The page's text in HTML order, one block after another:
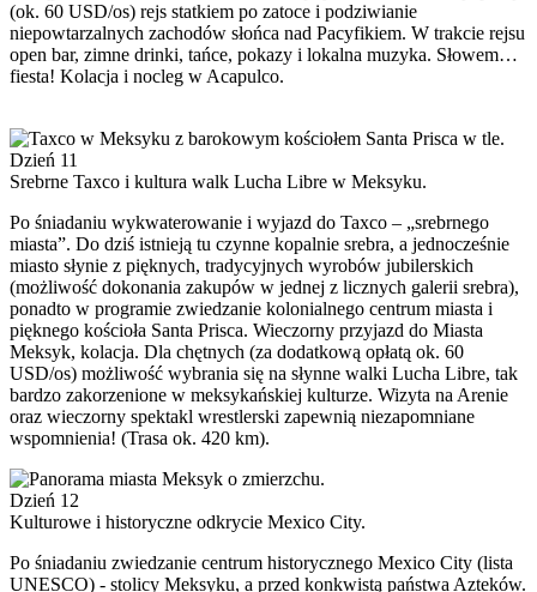
(ok. 60 USD/os) rejs statkiem po zatoce i podziwianie
niepowtarzalnych zachodów słońca nad Pacyfikiem. W trakcie rejsu
open bar, zimne drinki, tańce, pokazy i lokalna muzyka. Słowem…
fiesta! Kolacja i nocleg w Acapulco.
Dzień 11
Srebrne Taxco i kultura walk Lucha Libre w Meksyku.
Po śniadaniu wykwaterowanie i wyjazd do Taxco – „srebrnego
miasta”. Do dziś istnieją tu czynne kopalnie srebra, a jednocześnie
miasto słynie z pięknych, tradycyjnych wyrobów jubilerskich
(możliwość dokonania zakupów w jednej z licznych galerii srebra),
ponadto w programie zwiedzanie kolonialnego centrum miasta i
pięknego kościoła Santa Prisca. Wieczorny przyjazd do Miasta
Meksyk, kolacja. Dla chętnych (za dodatkową opłatą ok. 60
USD/os) możliwość wybrania się na słynne walki Lucha Libre, tak
bardzo zakorzenione w meksykańskiej kulturze. Wizyta na Arenie
oraz wieczorny spektakl wrestlerski zapewnią niezapomniane
wspomnienia! (Trasa ok. 420 km).
Dzień 12
Kulturowe i historyczne odkrycie Mexico City.
Po śniadaniu zwiedzanie centrum historycznego Mexico City (lista
UNESCO) - stolicy Meksyku, a przed konkwistą państwa Azteków.